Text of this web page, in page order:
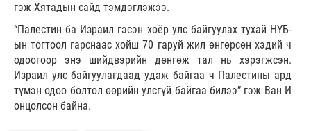
гэж Хятадын сайд тэмдэглэжээ.
“Палестин ба Израил гэсэн хоёр улс байгуулах тухай НҮБ-
ын тогтоол гарснаас хойш 70 гаруй жил өнгөрсөн хэдий ч
одоогоор энэ шийдвэрийн дөнгөж тал нь хэрэгжсэн.
Израил улс байгуулагдаад удаж байгаа ч Палестины ард
түмэн одоо болтол өөрийн улсгүй байгаа билээ” гэж Ван И
онцолсон байна.